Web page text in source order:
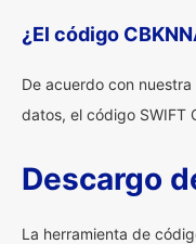
¿El código
De acuerdo con
datos, el código SWIFT
Descargo
La herramienta de